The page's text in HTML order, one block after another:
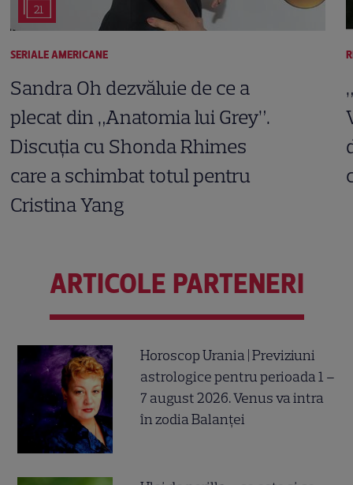
21
SERIALE AMERICANE
Sandra Oh dezvăluie de ce a
plecat din „Anatomia lui Grey”.
Discuția cu Shonda Rhimes
care a schimbat totul pentru
Cristina Yang
ARTICOLE PARTENERI
Horoscop Urania | Previziuni
astrologice pentru perioada 1 –
7 august 2026. Venus va intra
în zodia Balanței